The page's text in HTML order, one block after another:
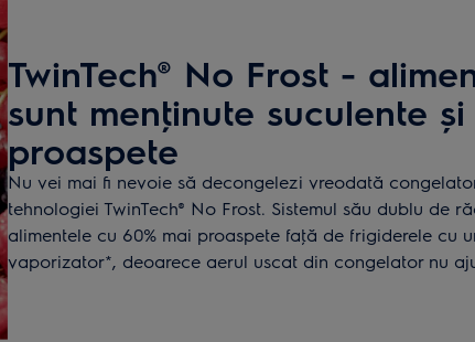
TwinTech® No Frost -
sunt menţinute suculente și
proaspete
Nu vei mai fi nevoie să decongelezi vreodată
tehnologiei TwinTech® No Frost. Sistemul său dublu de
alimentele cu 60% mai proaspete faţă de frigiderele cu
vaporizator*, deoarece aerul uscat din congelator nu